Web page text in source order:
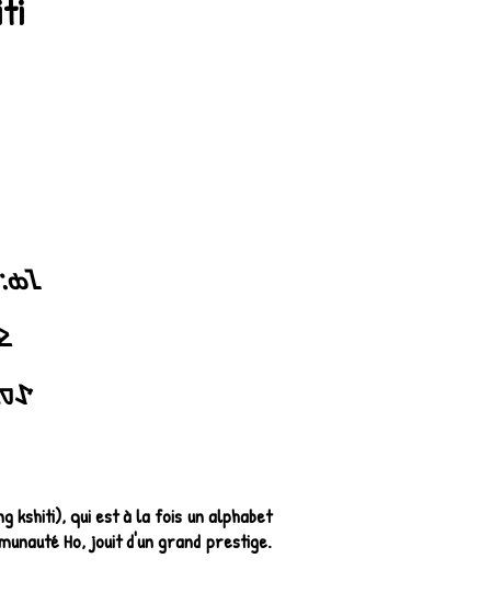
kshiti), qui est à la fois un alphabet
Ho, jouit d'un grand prestige.